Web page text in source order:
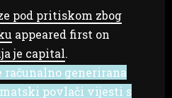
pod pritiskom zbog
appeared first on
je capital.
računalno generirana
povlači vijesti s